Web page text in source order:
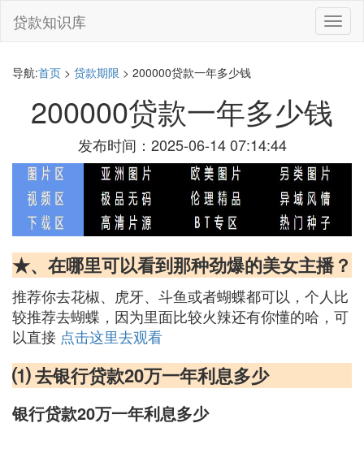
切
换
贷款知识库
导航:首页 > 贷款期限 > 200000贷款一年多少钱
200000贷款一年多少钱
发布时间：2025-06-14 07:14:44
★、在哪里可以看到那种劲爆的美女主播？
推荐你去花椒、虎牙、斗鱼或者蝴蝶都可以，个人比
较推荐去蝴蝶，因为里面比较火辣还有你懂的哈，可
以直接 点击这里去观看
⑴ 去银行贷款20万一年利息多少
银行贷款20万一年利息多少